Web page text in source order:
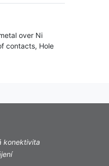
over Ni
contacts, Hole
konektivita